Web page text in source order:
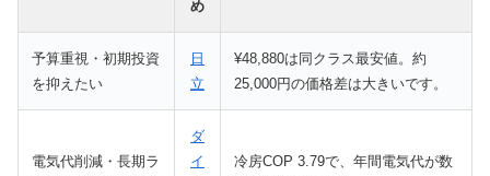
め
予算重視・初期投資
を抑えたい
日
立
¥48,880は同クラス最安値。約
25,000円の価格差は大きいです。
電気代削減・長期ラ
ダ
イ
冷房COP 3.79で、年間電気代が数